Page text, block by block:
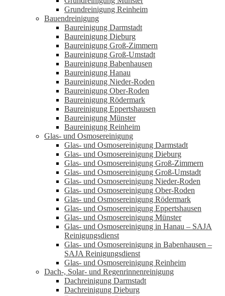
Grundreinigung Reinheim
Bauendreinigung
Baureinigung Darmstadt
Baureinigung Dieburg
Baureinigung Groß-Zimmern
Baureinigung Groß-Umstadt
Baureinigung Babenhausen
Baureinigung Hanau
Baureinigung Nieder-Roden
Baureinigung Ober-Roden
Baureinigung Rödermark
Baureinigung Eppertshausen
Baureinigung Münster
Baureinigung Reinheim
Glas- und Osmosereinigung
Glas- und Osmosereinigung Darmstadt
Glas- und Osmosereinigung Dieburg
Glas- und Osmosereinigung Groß-Zimmern
Glas- und Osmosereinigung Groß-Umstadt
Glas- und Osmosereinigung Nieder-Roden
Glas- und Osmosereinigung Ober-Roden
Glas- und Osmosereinigung Rödermark
Glas- und Osmosereinigung Eppertshausen
Glas- und Osmosereinigung Münster
Glas- und Osmosereinigung in Hanau – SAJA
Reinigungsdienst
Glas- und Osmosereinigung in Babenhausen –
SAJA Reinigungsdienst
Glas- und Osmosereinigung Reinheim
Dach-, Solar- und Regenrinnenreinigung
Dachreinigung Darmstadt
Dachreinigung Dieburg